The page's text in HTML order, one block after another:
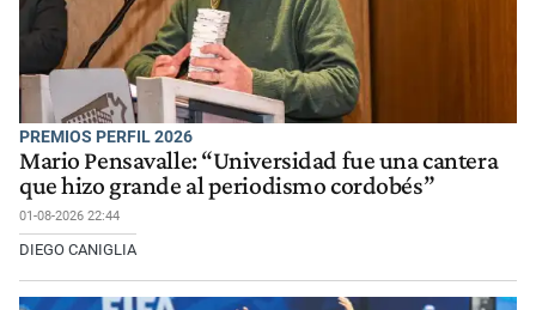
PREMIOS PERFIL 2026
Mario Pensavalle: “Universidad fue una cantera
que hizo grande al periodismo cordobés”
01-08-2026 22:44
DIEGO CANIGLIA